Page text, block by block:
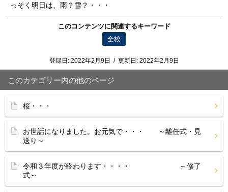
っそく明日は、雨？雪？・・・
このコンテンツに関連するキーワード
全校
登録日: 2022年2月9日 / 更新日: 2022年2月9日
このカテゴリー内の他のページ
桜・・・
お世話になりました。お元気で・・・ ～離任式・見
送り～
令和３年度が終わります・・・・ ～修了
式～